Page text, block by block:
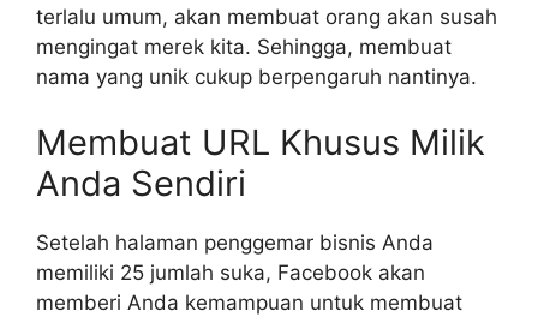
terlalu umum, akan membuat orang akan susah
mengingat merek kita. Sehingga, membuat
nama yang unik cukup berpengaruh nantinya.
Membuat URL Khusus Milik
Anda Sendiri
Setelah halaman penggemar bisnis Anda
memiliki 25 jumlah suka, Facebook akan
memberi Anda kemampuan untuk membuat